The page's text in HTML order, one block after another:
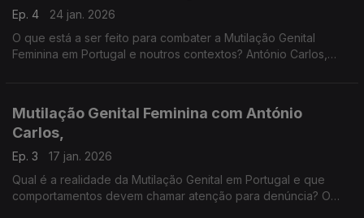
Ep. 4
24 jan. 2026
O que está a ser feito para combater a Mutilação Genital
Feminina em Portugal e noutros contextos? António Carlos,
Mutilação Genital Feminina com António
Carlos,
Ep. 3
17 jan. 2026
Qual é a realidade da Mutilação Genital em Portugal e que
comportamentos devem chamar atenção para denúncia? O